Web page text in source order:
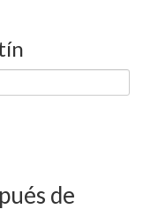
de